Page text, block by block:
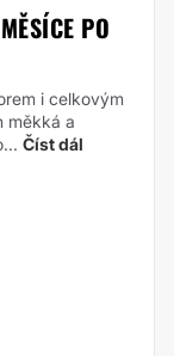
PO
i celkovým
měkká a
Číst dál